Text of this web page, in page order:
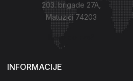
203. brigade 27A,
Matuzići 74203
Kako do nas?
INFORMACIJE